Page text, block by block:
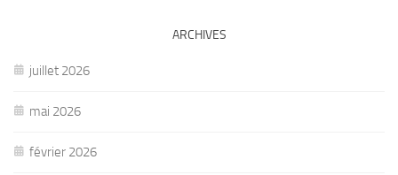
ARCHIVES
juillet 2026
mai 2026
février 2026